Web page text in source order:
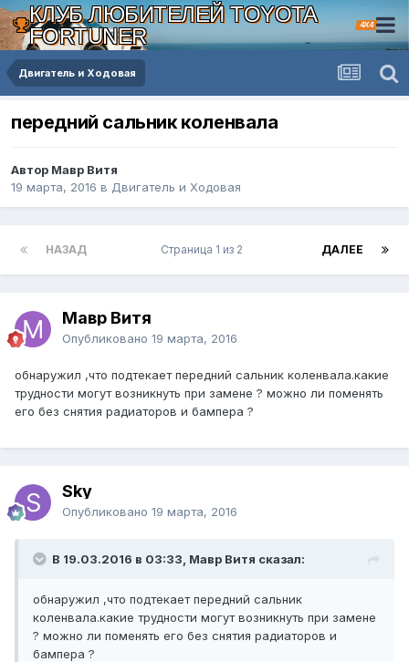
КЛУБ ЛЮБИТЕЛЕЙ TOYOTA
FORTUNER
4X4
Двигатель и Ходовая
передний сальник коленвала
Автор Мавр Витя
19 марта, 2016 в Двигатель и Ходовая
НАЗАД ДАЛЕЕ
Страница 1 из 2
Мавр Витя
Опубликовано 19 марта, 2016
обнаружил ,что подтекает передний сальник коленвала.какие
трудности могут возникнуть при замене ? можно ли поменять
его без снятия радиаторов и бампера ?
Sky
Опубликовано 19 марта, 2016
В 19.03.2016 в 03:33, Мавр Витя сказал:
обнаружил ,что подтекает передний сальник
коленвала.какие трудности могут возникнуть при замене
? можно ли поменять его без снятия радиаторов и
бампера ?